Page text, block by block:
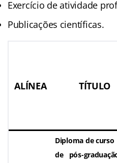
Exercício de atividade
Publicações científicas.
ALÍNEA TÍTULO
Diploma de curso
de pós-